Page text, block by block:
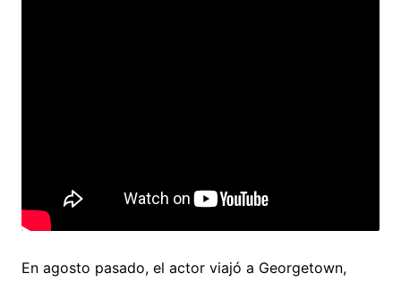
En agosto pasado, el actor viajó a Georgetown,